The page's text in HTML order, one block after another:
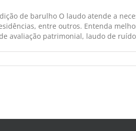
de barulho O laudo atende a
entre outros. Entenda
avaliação patrimonial, laudo de